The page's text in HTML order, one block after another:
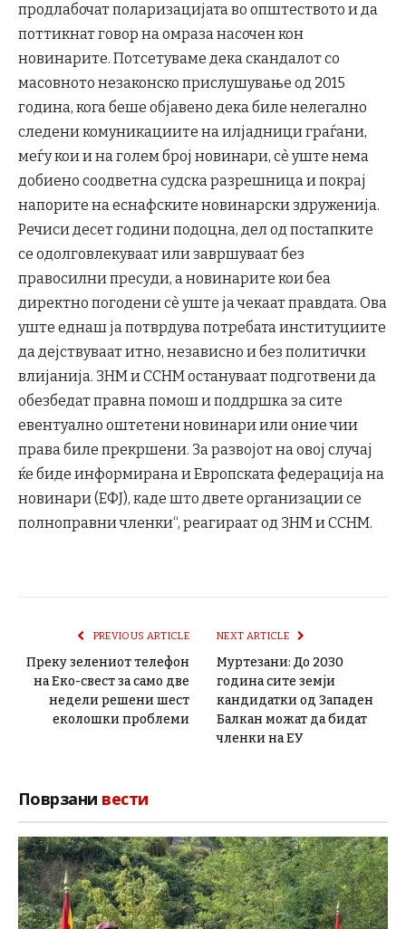
продлабочат поларизацијата во општеството и да
поттикнат говор на омраза насочен кон
новинарите. Потсетуваме дека скандалот со
масовното незаконско прислушување од 2015
година, кога беше објавено дека биле нелегално
следени комуникациите на илјадници граѓани,
меѓу кои и на голем број новинари, сè уште нема
добиено соодветна судска разрешница и покрај
напорите на еснафските новинарски здруженија.
Речиси десет години подоцна, дел од постапките
се одолговлекуваат или завршуваат без
правосилни пресуди, а новинарите кои беа
директно погодени сè уште ја чекаат правдата. Ова
уште еднаш ја потврдува потребата институциите
да дејствуваат итно, независно и без политички
влијанија. ЗНМ и ССНМ остануваат подготвени да
обезбедат правна помош и поддршка за сите
евентуално оштетени новинари или оние чии
права биле прекршени. За развојот на овој случај
ќе биде информирана и Европската федерација на
новинари (ЕФЈ), каде што двете организации се
полноправни членки“, реагираат од ЗНМ и ССНМ.
PREVIOUS ARTICLE
Преку зелениот телефон
на Еко-свест за само две
недели решени шест
еколошки проблеми
NEXT ARTICLE
Муртезани: До 2030
година сите земји
кандидатки од Западен
Балкан можат да бидат
членки на ЕУ
Поврзани вести